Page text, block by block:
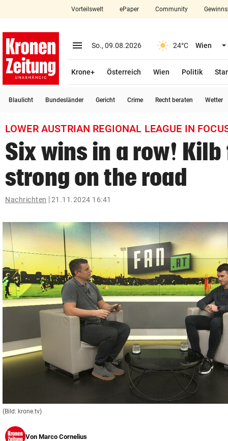
closeSchließen
account_circle Anmelden
arrow_right
bookmark
search
Suchbegriff
eingeben
© Krone Multimedia GmbH & Co KG 2026
Muthgasse 2, 1190 Wien
Vorteilswelt ePaper Community
menu Menü aufklappen
So., 09.08.2026 24°C Wien
Krone+ Österreich Wien Politik
Blaulicht Bundesländer Gericht Crime Recht beraten Wetter
LOWER AUSTRIAN REGIONAL LEAGUE IN
Six wins in a row!
strong on the road
Nachrichten 21.11.2024 16:41
(Bild: krone.tv)
Von Marco Cornelius